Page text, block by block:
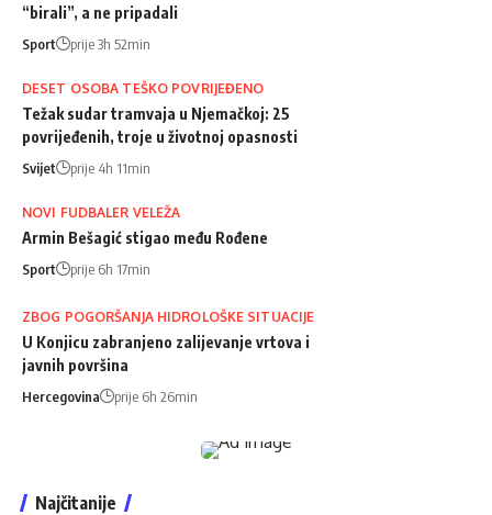
“birali”, a ne pripadali
Sport prije 3h 52min
DESET OSOBA TEŠKO POVRIJEĐENO
Težak sudar tramvaja u Njemačkoj: 25
povrijeđenih, troje u životnoj opasnosti
Svijet prije 4h 11min
NOVI FUDBALER VELEŽA
Armin Bešagić stigao među Rođene
Sport prije 6h 17min
ZBOG POGORŠANJA HIDROLOŠKE SITUACIJE
U Konjicu zabranjeno zalijevanje vrtova i
javnih površina
Hercegovina prije 6h 26min
Najčitanije